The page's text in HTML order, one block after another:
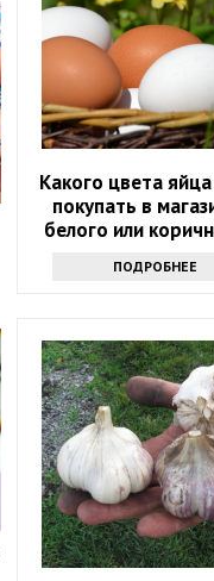
Какого цвета
покупать в
белого или
ПОДРОБНЕЕ